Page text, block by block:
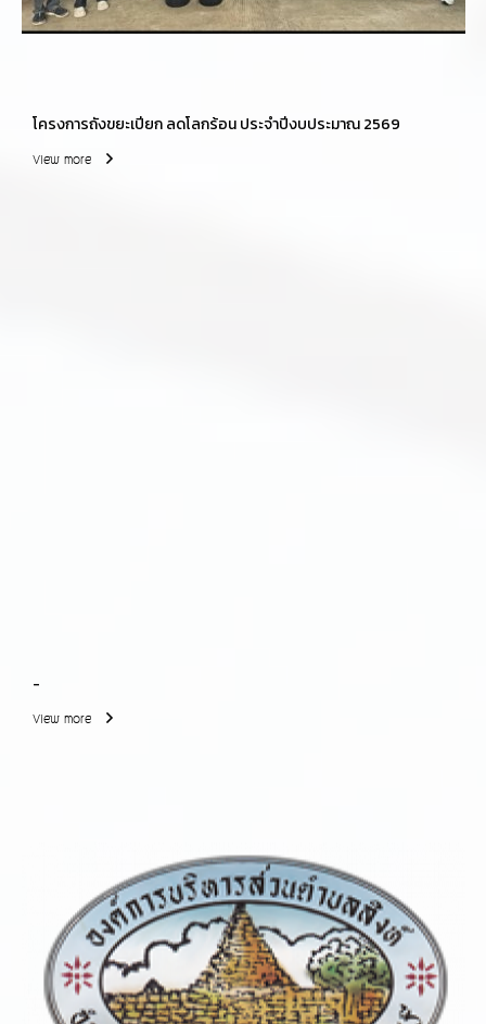
โครงการถังขยะเปียก ลดโลกร้อน ประจำปีงบประมาณ 2569
View more
-
View more